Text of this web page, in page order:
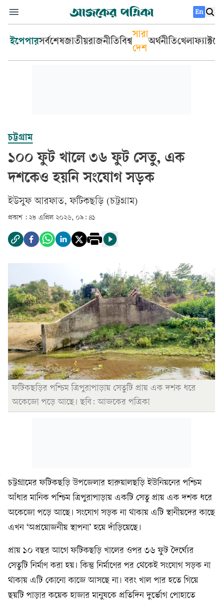
En
ইপেপারসর্বশেষজাতীয়রাজনীতিবিশ্ব
সারা
দেশ
অর্থনীতিখেলা
চট্টগ্রাম
১০০ ফুট খালে ৩৬ ফুট সেতু, এক
দশকেও হয়নি সংযোগ সড়ক
ইউসুফ আরফাত, ফটিকছড়ি (চট্টগ্রাম)
প্রকাশ : ২৮ এপ্রিল ২০২৬, ০৯: ৪১
ফটিকছড়ির পশ্চিম ত্রিপুরাপাড়ায় সেতুটি প্রায় এক দশক ধরে
অকেজো পড়ে আছে। ছবি: আজকের পত্রিকা
চট্টগ্রামের ফটিকছড়ি উপজেলার হারুয়ালছড়ি ইউনিয়নের পশ্চিম
আঁধার মানিক পশ্চিম ত্রিপুরাপাড়ায় একটি সেতু প্রায় এক দশক ধরে
অকেজো পড়ে আছে। সংযোগ সড়ক না থাকায় এটি স্থানীয়দের কাছে
এখন ‘অপ্রয়োজনীয় স্থাপনা’ হয়ে দাঁড়িয়েছে।
প্রায় ১০ বছর আগে ফটিকছড়ি খালের ওপর ৩৬ ফুট দৈর্ঘ্যের
সেতুটি নির্মাণ করা হয়। কিন্তু নির্মাণের পর থেকেই সংযোগ সড়ক না
থাকায় এটি কোনো কাজে আসছে না। বরং খাল পার হতে গিয়ে
ছয়টি পাড়ার কয়েক হাজার মানুষকে প্রতিদিন দুর্ভোগ পোহাতে